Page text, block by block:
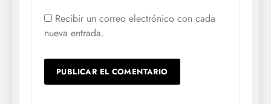
Recibir un correo electrónico con cada
nueva entrada.